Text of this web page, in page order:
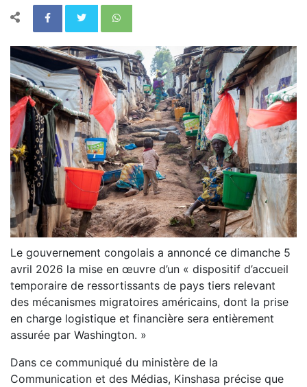
Le gouvernement congolais a annoncé ce dimanche 5
avril 2026 la mise en œuvre d’un « dispositif d’accueil
temporaire de ressortissants de pays tiers relevant
des mécanismes migratoires américains, dont la prise
en charge logistique et financière sera entièrement
assurée par Washington. »
Dans ce communiqué du ministère de la
Communication et des Médias, Kinshasa précise que